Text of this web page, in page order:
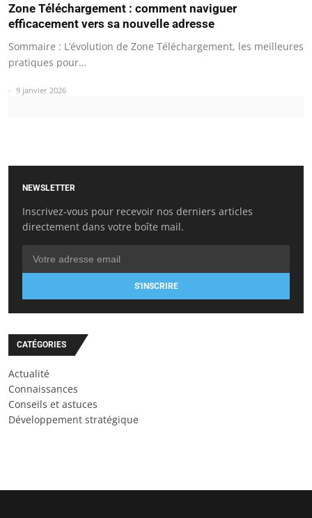
Zone Téléchargement : comment naviguer
efficacement vers sa nouvelle adresse
Sommaire : L’évolution de Zone Téléchargement, les meilleures
pratiques pour…
9 janvier 2026
NEWSLETTER
Inscrivez-vous pour recevoir nos derniers articles
directement dans votre boîte mail.
S'INSCRIRE
CATÉGORIES
Actualité
Connaissances
Conseils et astuces
Développement stratégique